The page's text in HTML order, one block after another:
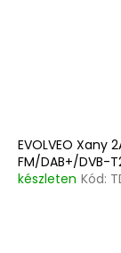
EVOLVEO Xany
FM/DAB+/DVB-
készleten Kód: